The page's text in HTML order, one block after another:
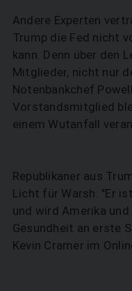
Andere Experten
Trump die Fed nicht
kann. Denn über den
Mitglieder, nicht nur
Notenbankchef
Vorstandsmitglied
einem Wutanfall
Republikaner aus
Licht für Warsh. "Er
und wird Amerika
Gesundheit an erste
Kevin Cramer im